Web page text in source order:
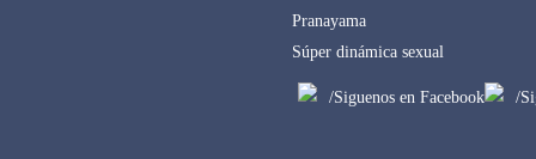
Pranayama
Súper dinámica sexual
/Siguenos en Facebook /